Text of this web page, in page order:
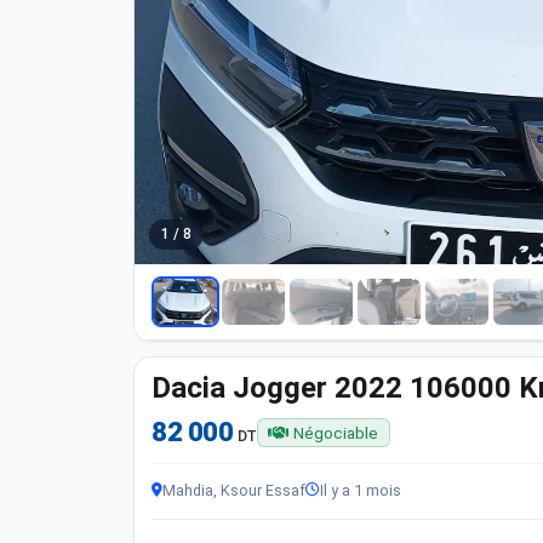
1 / 8
Dacia Jogger 2022 106000
82 000 DT Négociable
Mahdia, Ksour Essaf Il y a 1 mois